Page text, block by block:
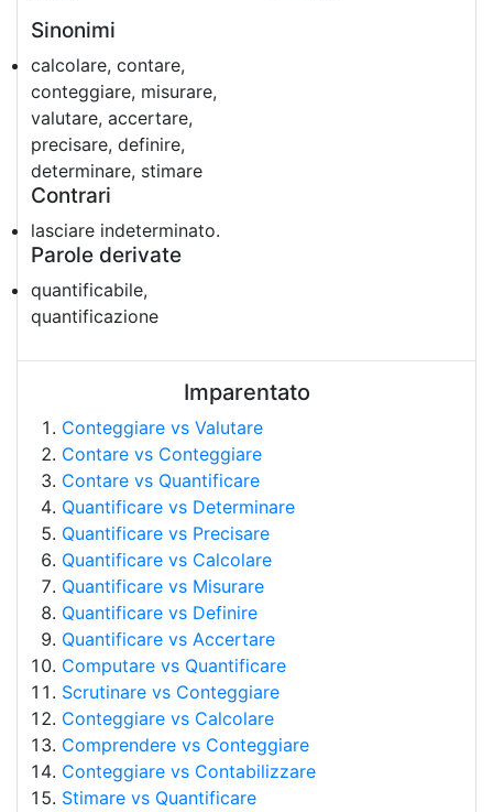
Sinonimi
calcolare, contare,
conteggiare, misurare,
valutare, accertare,
precisare, definire,
determinare, stimare
Contrari
lasciare indeterminato.
Parole derivate
quantificabile,
quantificazione
Imparentato
Conteggiare vs Valutare
Contare vs Conteggiare
Contare vs Quantificare
Quantificare vs Determinare
Quantificare vs Precisare
Quantificare vs Calcolare
Quantificare vs Misurare
Quantificare vs Definire
Quantificare vs Accertare
Computare vs Quantificare
Scrutinare vs Conteggiare
Conteggiare vs Calcolare
Comprendere vs Conteggiare
Conteggiare vs Contabilizzare
Stimare vs Quantificare